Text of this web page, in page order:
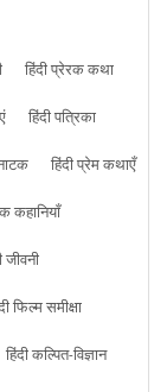
हिंदी प्रेरक कथा
हिंदी पत्रिका
हिंदी प्रेम कथाएँ
कहानियाँ
जीवनी
फिल्म समीक्षा
हिंदी कल्पित-विज्ञान